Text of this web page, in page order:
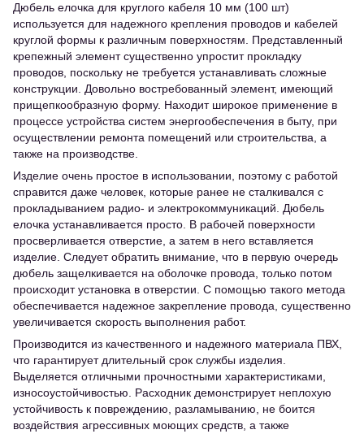
Дюбель елочка для круглого кабеля 10 мм (100 шт)
используется для надежного крепления проводов и кабелей
круглой формы к различным поверхностям. Представленный
крепежный элемент существенно упростит прокладку
проводов, поскольку не требуется устанавливать сложные
конструкции. Довольно востребованный элемент, имеющий
прищепкообразную форму. Находит широкое применение в
процессе устройства систем энергообеспечения в быту, при
осуществлении ремонта помещений или строительства, а
также на производстве.
Изделие очень простое в использовании, поэтому с работой
справится даже человек, которые ранее не сталкивался с
прокладыванием радио- и электрокоммуникаций. Дюбель
елочка устанавливается просто. В рабочей поверхности
просверливается отверстие, а затем в него вставляется
изделие. Следует обратить внимание, что в первую очередь
дюбель защелкивается на оболочке провода, только потом
происходит установка в отверстии. С помощью такого метода
обеспечивается надежное закрепление провода, существенно
увеличивается скорость выполнения работ.
Производится из качественного и надежного материала ПВХ,
что гарантирует длительный срок службы изделия.
Выделяется отличными прочностными характеристиками,
износоустойчивостью. Расходник демонстрирует неплохую
устойчивость к повреждению, разламыванию, не боится
воздействия агрессивных моющих средств, а также